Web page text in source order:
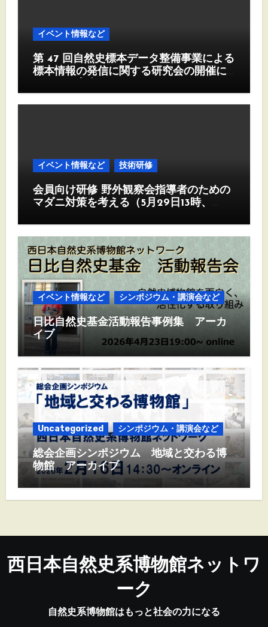
イベント情報など
第 47 回自然史標本データ整備事業による
標本情報の発信に関する研究会の開催に
イベント情報など 技術研修
会員向け研修 野外観察会指導者のための
マダニ対策を考える（5月29日13時、
イベント情報など シンポジウム・講演会など
日比自然史基金活動報告事例集 アーカ
イブ
Uncategorized シンポジウム・講演会など
総会企画シンポジウム 地域と交わる博
物館 アーカイブ
西日本自然史系博物館ネットワ
ーク
自然史系博物館はもっと社会の力になる